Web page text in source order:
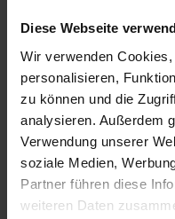
Diese Webseite
Wir verwenden
personalisieren,
zu können und die
analysieren. Außerdem
Verwendung unserer
soziale Medien,
Partner führen diese
weiteren Daten
Lieferzeiten
Artikel mit
Muster mit Ihrer
Werbeanbringung zur
der Produktion: